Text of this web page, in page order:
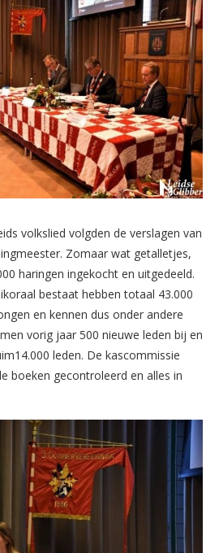
volkslied volgden de verslagen van
Zomaar wat getalletjes,
haringen ingekocht en uitgedeeld.
bestaat hebben totaal 43.000
en kennen dus onder andere
vorig jaar 500 nieuwe leden bij en
leden. De kascommissie
boeken gecontroleerd en alles in